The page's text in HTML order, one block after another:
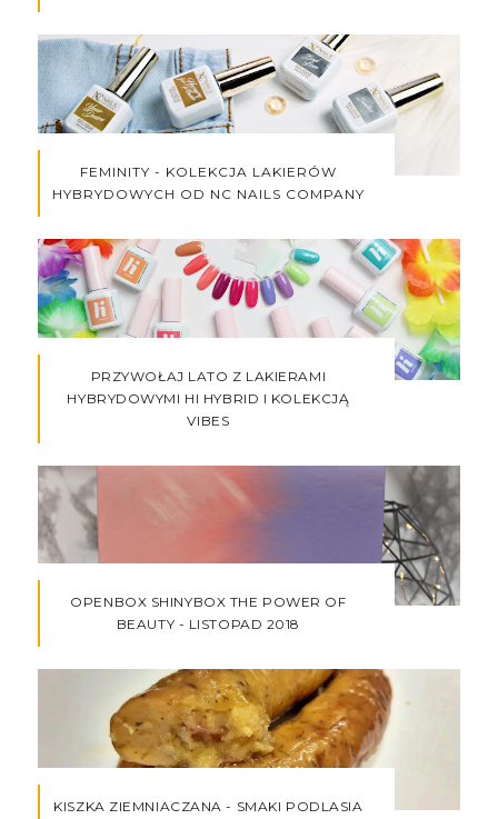
FEMINITY - KOLEKCJA LAKIERÓW
HYBRYDOWYCH OD NC NAILS COMPANY
PRZYWOŁAJ LATO Z LAKIERAMI
HYBRYDOWYMI HI HYBRID I KOLEKCJĄ
VIBES
OPENBOX SHINYBOX THE POWER OF
BEAUTY - LISTOPAD 2018
KISZKA ZIEMNIACZANA - SMAKI PODLASIA